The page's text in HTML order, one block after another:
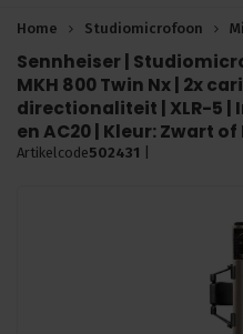
Home Studiomicrofoon
Sennheiser |
MKH 800 Twin Nx | 2x
directionaliteit | XLR-5 |
en AC20 | Kleur: Zwart
Artikelcode502431